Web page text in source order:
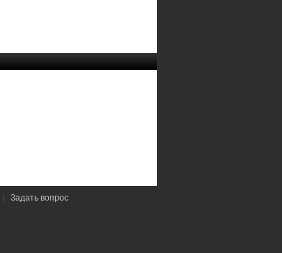
Задать вопрос